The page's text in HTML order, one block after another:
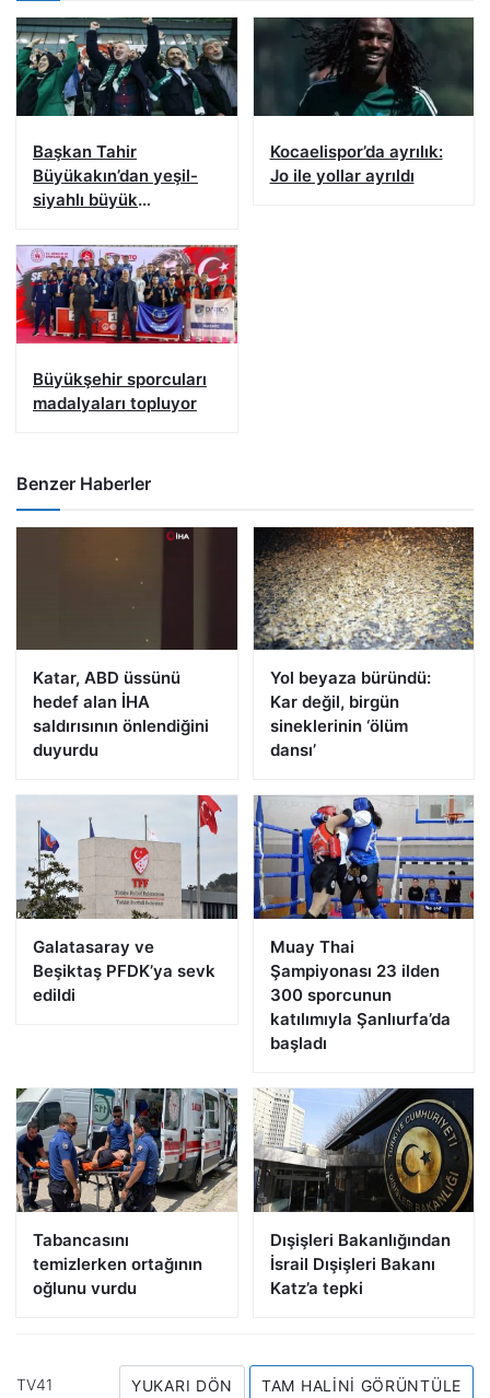
Başkan Tahir
Büyükakın’dan yeşil-
siyahlı büyük
Kocaelispor’da ayrılık:
Jo ile yollar ayrıldı
Büyükşehir sporcuları
madalyaları topluyor
Benzer Haberler
Katar, ABD üssünü
hedef alan İHA
saldırısının önlendiğini
duyurdu
Yol beyaza büründü:
Kar değil, birgün
sineklerinin ‘ölüm
dansı’
Galatasaray ve
Beşiktaş PFDK’ya sevk
edildi
Muay Thai
Şampiyonası 23 ilden
300 sporcunun
katılımıyla Şanlıurfa’da
başladı
Tabancasını
temizlerken ortağının
oğlunu vurdu
Dışişleri Bakanlığından
İsrail Dışişleri Bakanı
Katz’a tepki
TV41 YUKARI DÖN TAM HALINI GÖRÜNTÜLE